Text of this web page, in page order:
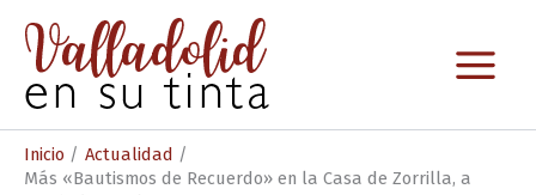
contenido
Inicio
Actualidad
Más «Bautismos de Recuerdo» en la Casa de Zorrilla, a